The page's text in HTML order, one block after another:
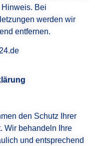
Bei
werden wir
entfernen.
den Schutz Ihrer
Wir behandeln Ihre
und entsprechend